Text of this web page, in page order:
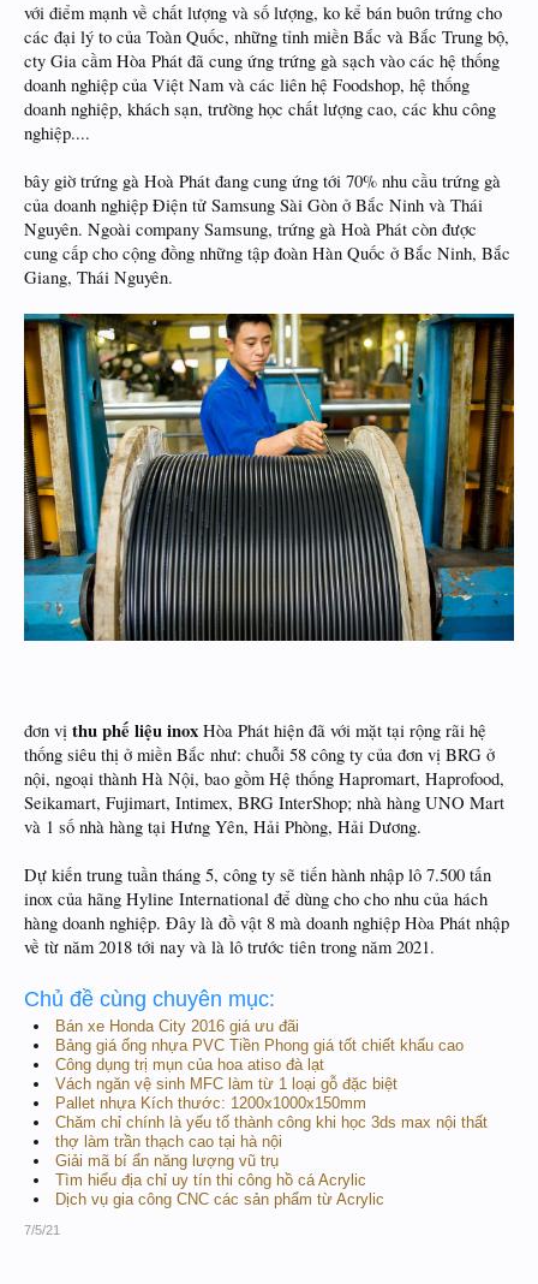
với điểm mạnh về chất lượng và số lượng, ko kể bán buôn trứng cho
các đại lý to của Toàn Quốc, những tỉnh miền Bắc và Bắc Trung bộ,
cty Gia cầm Hòa Phát đã cung ứng trứng gà sạch vào các hệ thống
doanh nghiệp của Việt Nam và các liên hệ Foodshop, hệ thống
doanh nghiệp, khách sạn, trường học chất lượng cao, các khu công
nghiệp....
bây giờ trứng gà Hoà Phát đang cung ứng tới 70% nhu cầu trứng gà
của doanh nghiệp Điện tử Samsung Sài Gòn ở Bắc Ninh và Thái
Nguyên. Ngoài company Samsung, trứng gà Hoà Phát còn được
cung cấp cho cộng đồng những tập đoàn Hàn Quốc ở Bắc Ninh, Bắc
Giang, Thái Nguyên.
đơn vị thu phế liệu inox Hòa Phát hiện đã với mặt tại rộng rãi hệ
thống siêu thị ở miền Bắc như: chuỗi 58 công ty của đơn vị BRG ở
nội, ngoại thành Hà Nội, bao gồm Hệ thống Hapromart, Haprofood,
Seikamart, Fujimart, Intimex, BRG InterShop; nhà hàng UNO Mart
và 1 số nhà hàng tại Hưng Yên, Hải Phòng, Hải Dương.
Dự kiến trung tuần tháng 5, công ty sẽ tiến hành nhập lô 7.500 tấn
inox của hãng Hyline International để dùng cho cho nhu của hách
hàng doanh nghiệp. Đây là đồ vật 8 mà doanh nghiệp Hòa Phát nhập
về từ năm 2018 tới nay và là lô trước tiên trong năm 2021.
Chủ đề cùng chuyên mục:
Bán xe Honda City 2016 giá ưu đãi
Bảng giá ống nhựa PVC Tiền Phong giá tốt chiết khấu cao
Công dụng trị mụn của hoa atiso đà lạt
Vách ngăn vệ sinh MFC làm từ 1 loại gỗ đặc biệt
Pallet nhựa Kích thước: 1200x1000x150mm
Chăm chỉ chính là yếu tố thành công khi học 3ds max nội thất
thợ làm trần thạch cao tại hà nội
Giải mã bí ẩn năng lượng vũ trụ
Tìm hiểu địa chỉ uy tín thi công hồ cá Acrylic
Dịch vụ gia công CNC các sản phẩm từ Acrylic
7/5/21